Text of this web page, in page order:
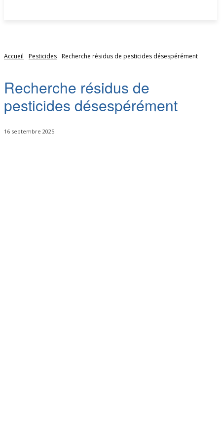
Accueil Pesticides Recherche résidus de pesticides désespérément
Recherche résidus de
pesticides désespérément
16 septembre 2025